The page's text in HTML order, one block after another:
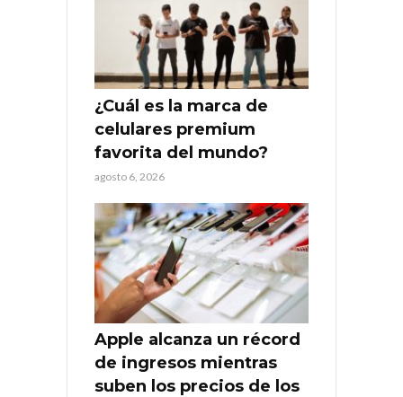
¿Cuál es la marca de
celulares premium
favorita del mundo?
agosto 6, 2026
Apple alcanza un récord
de ingresos mientras
suben los precios de los